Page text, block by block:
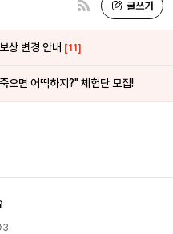
상 변경 안내 [11]
으면 어떡하지?" 체험단 모집!
3